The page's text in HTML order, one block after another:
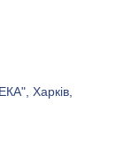
Харків,